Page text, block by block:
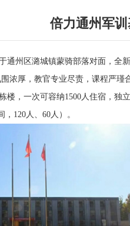
倍力通州军训
州区潞城镇蒙骑部落对面，全新
浓厚，教官专业尽责，课程严瑾
一次可容纳1500人住宿，独立
，120人、60人）。